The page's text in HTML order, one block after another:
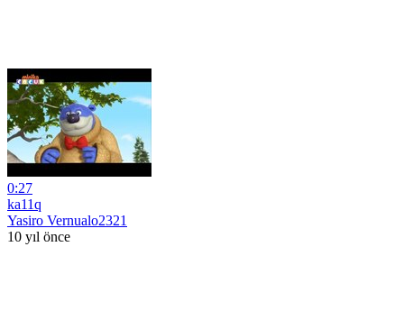
0:27
ka11q
Yasiro Vernualo2321
10 yıl önce